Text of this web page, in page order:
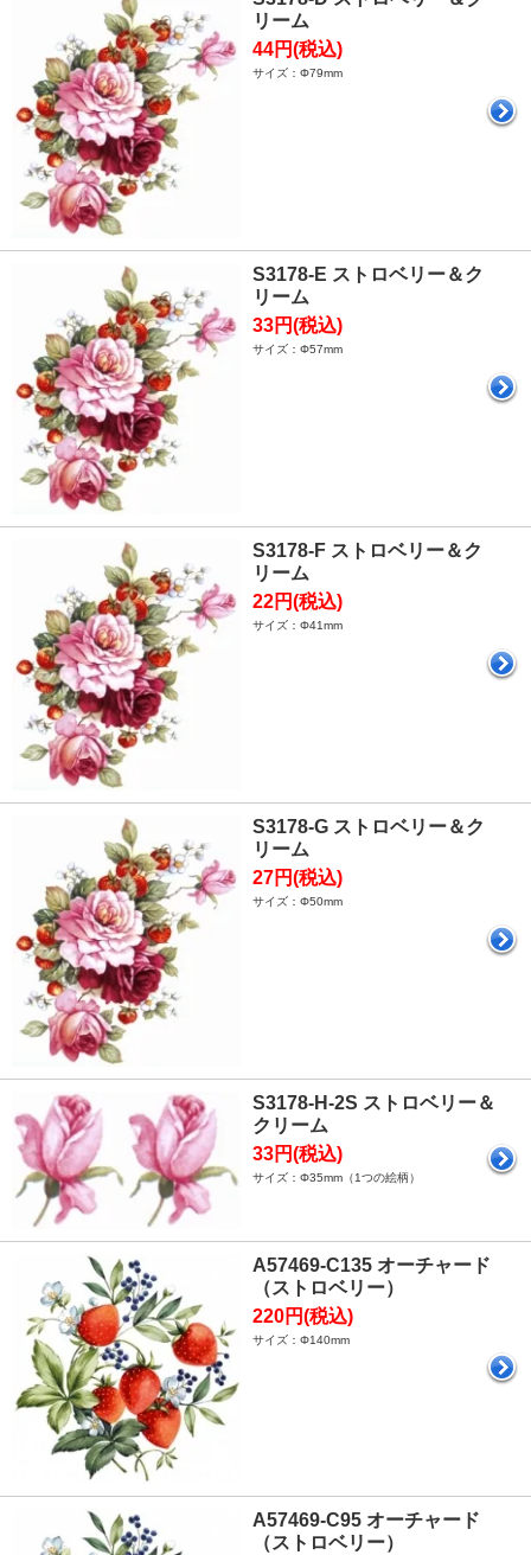
リーム
44円(税込)
サイズ：Φ79mm
S3178-E ストロベリー＆ク
リーム
33円(税込)
サイズ：Φ57mm
S3178-F ストロベリー＆ク
リーム
22円(税込)
サイズ：Φ41mm
S3178-G ストロベリー＆ク
リーム
27円(税込)
サイズ：Φ50mm
S3178-H-2S ストロベリー＆
クリーム
33円(税込)
サイズ：Φ35mm（1つの絵柄）
A57469-C135 オーチャード
（ストロベリー）
220円(税込)
サイズ：Φ140mm
A57469-C95 オーチャード
（ストロベリー）